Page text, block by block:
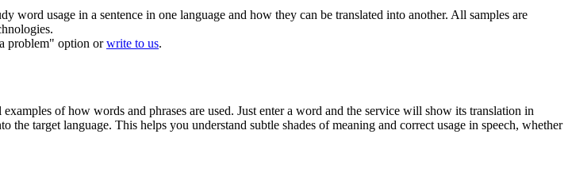
usage in a sentence in one language and how they can be translated into another. All samples are
problem" option orwrite to us.
of how words and phrases are used. Just enter a word and the service will show its translation in
target language. This helps you understand subtle shades of meaning and correct usage in speech, whether